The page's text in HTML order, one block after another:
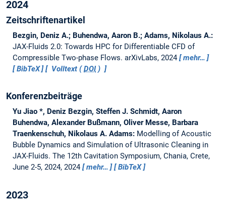
2024
Zeitschriftenartikel
Bezgin, Deniz A.; Buhendwa, Aaron B.; Adams, Nikolaus A.:
JAX-Fluids 2.0: Towards HPC for Differentiable CFD of
Compressible Two-phase Flows. arXivLabs, 2024
mehr…
BibTeX
Volltext (DOI)
Konferenzbeiträge
Yu Jiao *, Deniz Bezgin, Steffen J. Schmidt, Aaron
Buhendwa, Alexander Bußmann, Oliver Messe, Barbara
Traenkenschuh, Nikolaus A. Adams: Modelling of Acoustic
Bubble Dynamics and Simulation of Ultrasonic Cleaning in
JAX-Fluids. The 12th Cavitation Symposium, Chania, Crete,
June 2-5, 2024, 2024
mehr… BibTeX
2023